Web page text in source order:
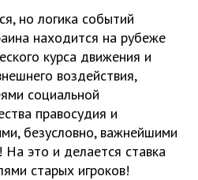
но логика событий
находится на рубеже
курса движения и
воздействия,
социальной
правосудия и
безусловно, важнейшими
это и делается ставка
старых игроков!